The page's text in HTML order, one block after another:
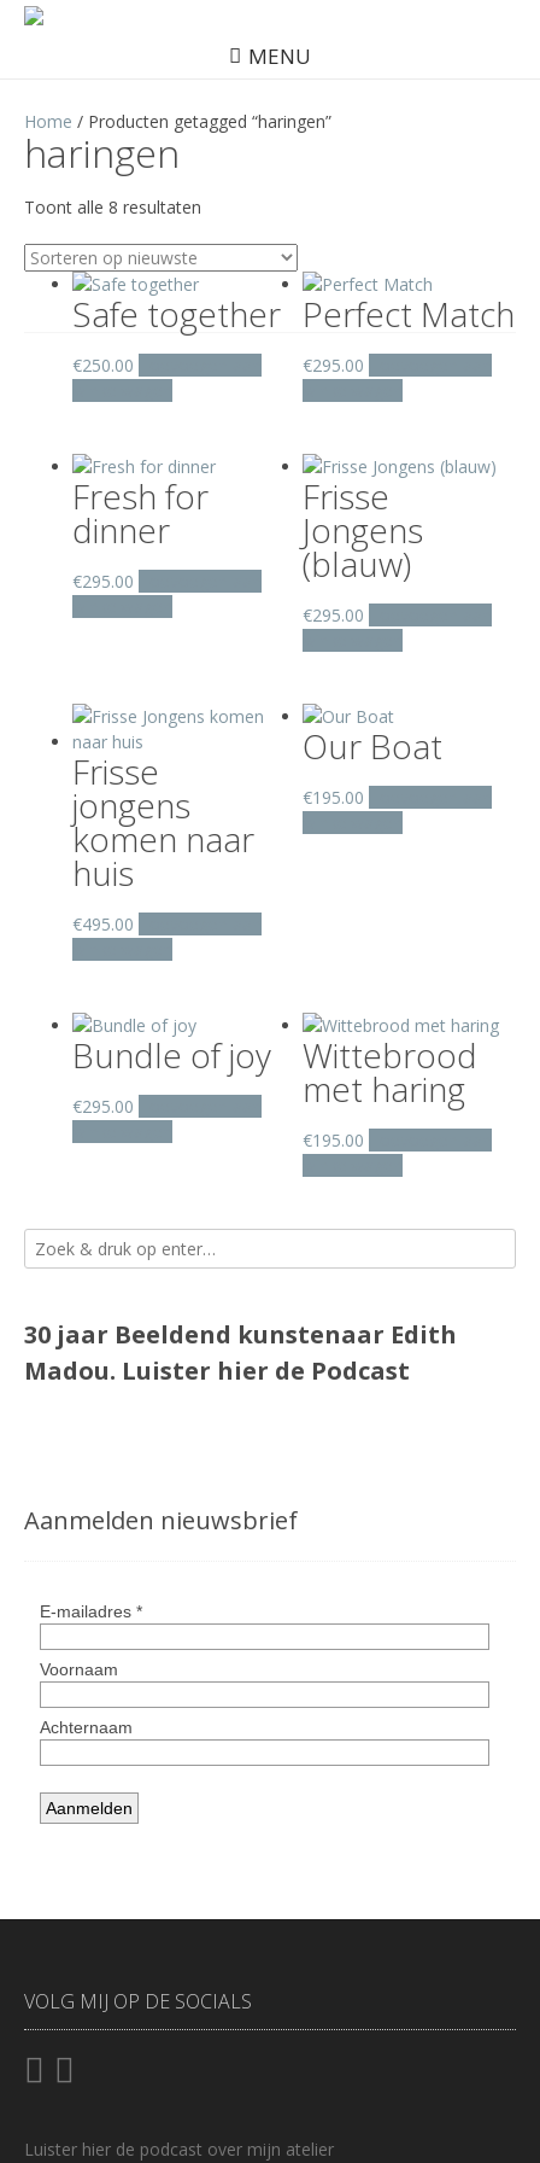
MENU
Home / Producten getagged “haringen”
haringen
Toont alle 8 resultaten
Safe together
€250.00
Perfect Match
€295.00
Fresh for
dinner
€295.00
Frisse
Jongens
(blauw)
€295.00
Frisse
jongens
komen naar
huis
€495.00
Our Boat
€195.00
Bundle of joy
€295.00
Wittebrood
met haring
€195.00
30 jaar Beeldend kunstenaar Edith
Madou. Luister hier de Podcast
Aanmelden nieuwsbrief
VOLG MIJ OP DE SOCIALS
Luister hier de podcast over mijn atelier